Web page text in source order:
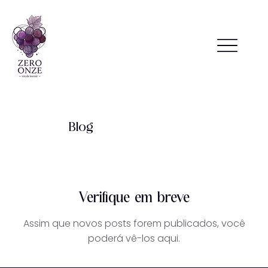
Blog
Verifique em breve
Assim que novos posts forem publicados, você
poderá vê-los aqui.